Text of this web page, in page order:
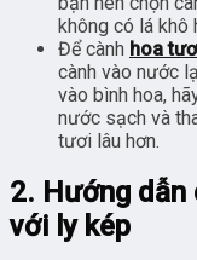
không có lá khô
Để cành hoa
cành vào nước
vào bình hoa,
nước sạch và
tươi lâu hơn.
2. Hướng dẫn
với ly kép